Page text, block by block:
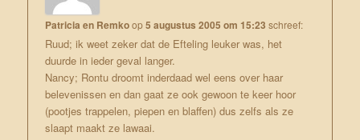
Patricia en Remkoop5 augustus 2005 om 15:23 schreef:
Ruud; ik weet zeker dat de Efteling leuker was, het
duurde in ieder geval langer.
Nancy; Rontu droomt inderdaad wel eens over haar
belevenissen en dan gaat ze ook gewoon te keer hoor
(pootjes trappelen, piepen en blaffen) dus zelfs als ze
slaapt maakt ze lawaai.